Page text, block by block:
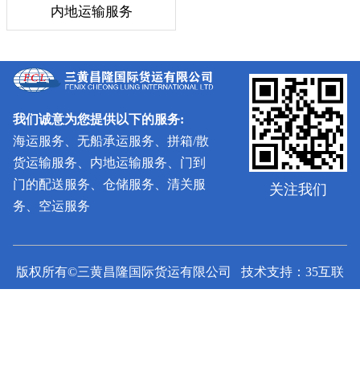
内地运输服务
我们诚意为您提供以下的服务:
海运服务、无船承运服务、拼箱/散
货运输服务、内地运输服务、门到
门的配送服务、仓储服务、清关服
务、空运服务
关注我们
版权所有©三黄昌隆国际货运有限公司 技术支持：35互联